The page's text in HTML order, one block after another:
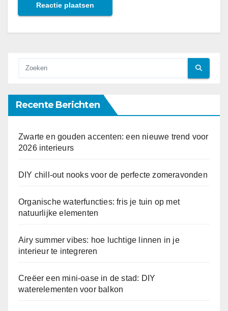
Recente Berichten
Zwarte en gouden accenten: een nieuwe trend voor
2026 interieurs
DIY chill-out nooks voor de perfecte zomeravonden
Organische waterfuncties: fris je tuin op met
natuurlijke elementen
Airy summer vibes: hoe luchtige linnen in je
interieur te integreren
Creëer een mini-oase in de stad: DIY
waterelementen voor balkon